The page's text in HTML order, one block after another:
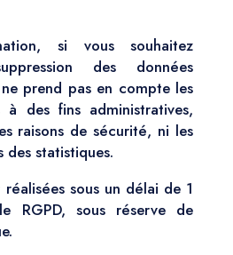
si vous souhaitez
des données
prend pas en compte les
à des fins administratives,
raisons de sécurité, ni les
des statistiques.
sous un délai de 1
RGPD, sous réserve de